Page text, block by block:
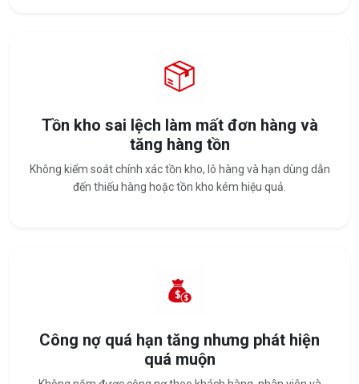
Tồn kho sai lệch làm mất đơn hàng và
tăng hàng tồn
Không kiểm soát chính xác tồn kho, lô hàng và hạn dùng dẫn
đến thiếu hàng hoặc tồn kho kém hiệu quả.
Công nợ quá hạn tăng nhưng phát hiện
quá muộn